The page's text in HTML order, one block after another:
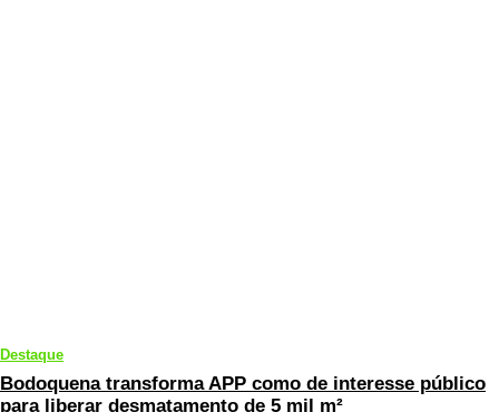
Destaque
Bodoquena transforma APP como de interesse público
para liberar desmatamento de 5 mil m²